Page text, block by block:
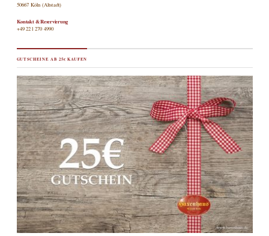
50667 Köln (Altstadt)
Kontakt & Reservierung
+49 221 270 4990
GUTSCHEINE AB 25€ KAUFEN